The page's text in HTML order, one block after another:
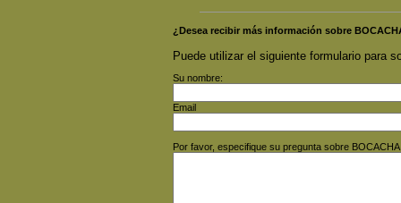
¿Desea recibir más información sobre
Puede utilizar el siguiente formulario para
Su nombre:
Email
Por favor, especifique su pregunta sobre